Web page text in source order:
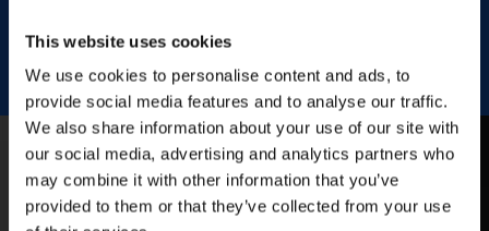
This website uses cookies
We use cookies to personalise content and ads, to
provide social media features and to analyse our traffic.
We also share information about your use of our site with
our social media, advertising and analytics partners who
may combine it with other information that you’ve
provided to them or that they’ve collected from your use
ROZÉ, RIZLING, JAZZ FESZTIVÁL
MOBIL APP